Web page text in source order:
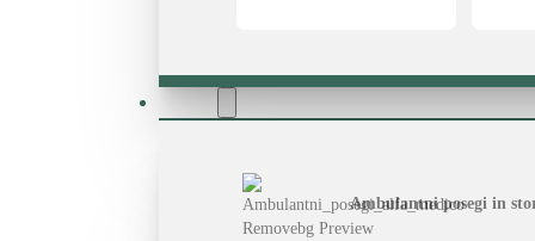
Ambulantni posegi in